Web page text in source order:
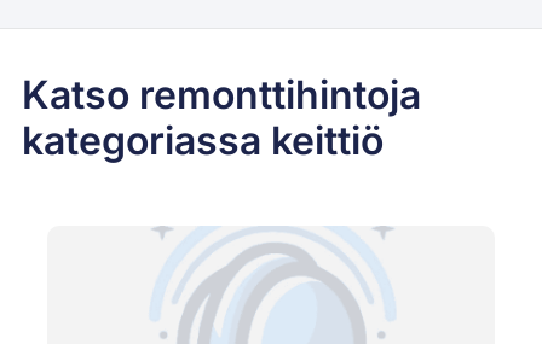
Katso remonttihintoja
kategoriassa keittiö